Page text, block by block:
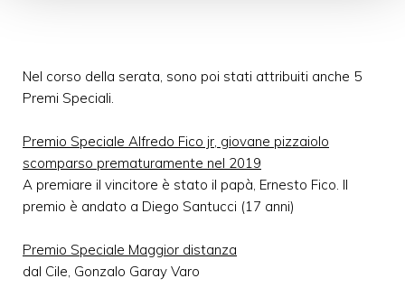
Nel corso della serata, sono poi stati attribuiti anche 5
Premi Speciali.
Premio Speciale Alfredo Fico jr, giovane pizzaiolo
scomparso prematuramente nel 2019
A premiare il vincitore è stato il papà, Ernesto Fico. Il
premio è andato a Diego Santucci (17 anni)
Premio Speciale Maggior distanza
dal Cile, Gonzalo Garay Varo